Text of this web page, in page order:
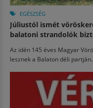
EGÉSZSÉG
Júliustól ismét
balatoni strandolók
Az idén 145 éves Magyar
lesznek a Balaton déli